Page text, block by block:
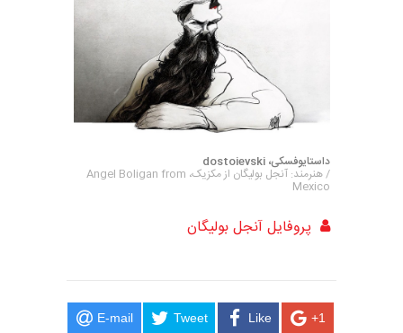
داستایوفسکی، dostoievski
/ هنرمند: آنجل بولیگان از مکزیک، Angel Boligan from
Mexico
پروفایل آنجل بولیگان
E-mail Tweet Like +1